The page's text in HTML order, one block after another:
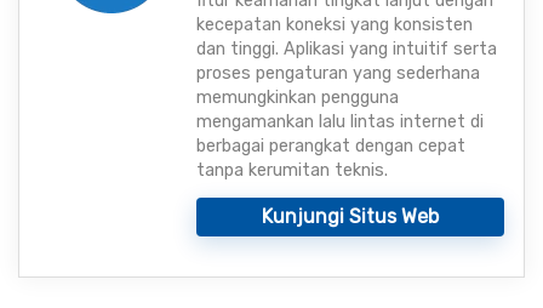
kecepatan koneksi yang konsisten
dan tinggi. Aplikasi yang intuitif serta
proses pengaturan yang sederhana
memungkinkan pengguna
mengamankan lalu lintas internet di
berbagai perangkat dengan cepat
tanpa kerumitan teknis.
Kunjungi Situs Web